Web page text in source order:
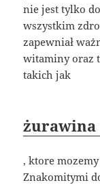
nie jest tylko
wszystkim
zapewniał
witaminy oraz
takich jak
żurawina
, ktore
Znakomitymi